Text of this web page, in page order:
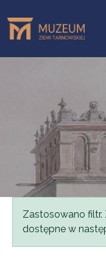
Komunikat
Zastosowano
dostępne w